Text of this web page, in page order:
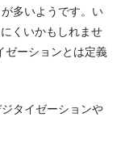
多いようです。い
くいかもしれませ
ゼーションとは定義
タイゼーションや